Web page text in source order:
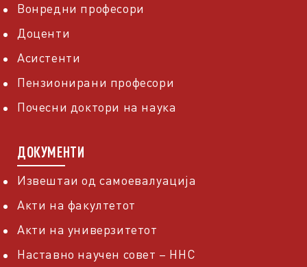
Вонредни професори
Доценти
Асистенти
Пензионирани професори
Почесни доктори на наука
ДОКУМЕНТИ
Извештаи од самоевалуација
Акти на факултетот
Акти на универзитетот
Наставно научен совет – ННС